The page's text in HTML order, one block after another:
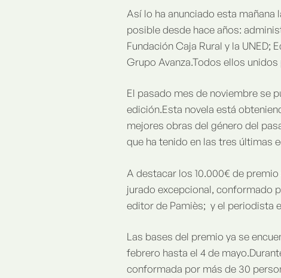
Así lo ha anunciado esta
posible desde hace años:
Fundación Caja Rural y la
Grupo Avanza.Todos ellos
El pasado mes de noviembre se
edición.Esta novela está
mejores obras del género del
que ha tenido en las tres últimas
A destacar los 10.000€ de
jurado excepcional, conformado
editor de Pamiès; y el periodista
Las bases del premio ya se
febrero hasta el 4 de
conformada por más de 30